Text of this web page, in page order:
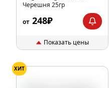
Черешня 25гр
от 248₽
Показать цены
ХИТ